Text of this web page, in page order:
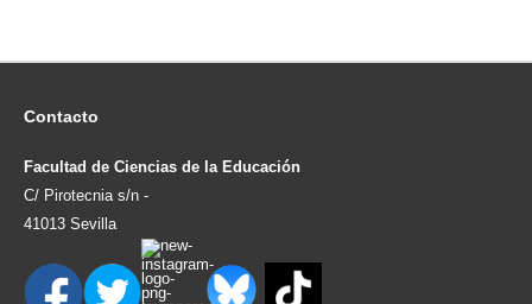
Contacto
Facultad de Ciencias de la Educación
C/ Pirotecnia s/n -
41013 Sevilla